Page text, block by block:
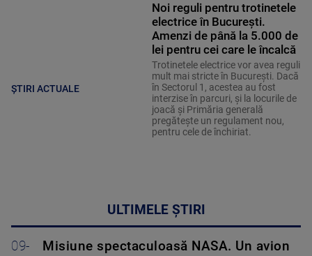
ȘTIRI ACTUALE
Noi reguli pentru trotinetele
electrice în București.
Amenzi de până la 5.000 de
lei pentru cei care le încalcă
Trotinetele electrice vor avea reguli
mult mai stricte în București. Dacă
în Sectorul 1, acestea au fost
interzise în parcuri, și la locurile de
joacă și Primăria generală
pregătește un regulament nou,
pentru cele de închiriat.
ULTIMELE ȘTIRI
09-
Misiune spectaculoasă NASA. Un avion